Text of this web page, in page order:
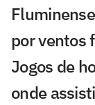
por ventos
Jogos de
onde